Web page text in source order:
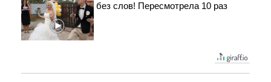
без слов! Пересмотрела 10 раз